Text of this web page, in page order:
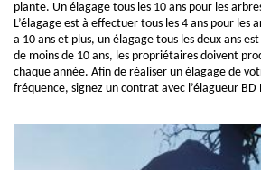
plante. Un élagage tous les 10 ans pour les
L’élagage est à effectuer tous les 4 ans pour les
a 10 ans et plus, un élagage tous les deux ans
de moins de 10 ans, les propriétaires doivent
chaque année. Afin de réaliser un élagage de
fréquence, signez un contrat avec l’élagueur